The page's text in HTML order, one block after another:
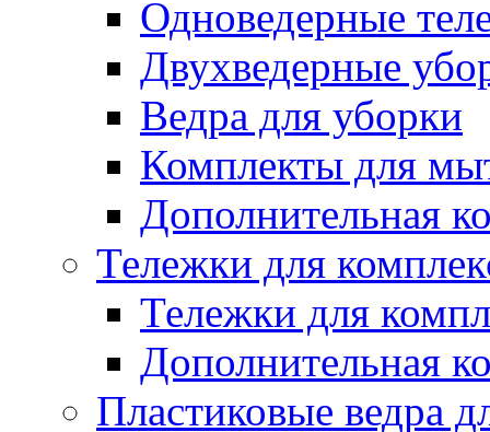
Одноведерные
Двухведерные
Ведра для уборки
Комплекты для
Дополнительная
Тележки для
Тележки для
Дополнительная
Пластиковые ведра